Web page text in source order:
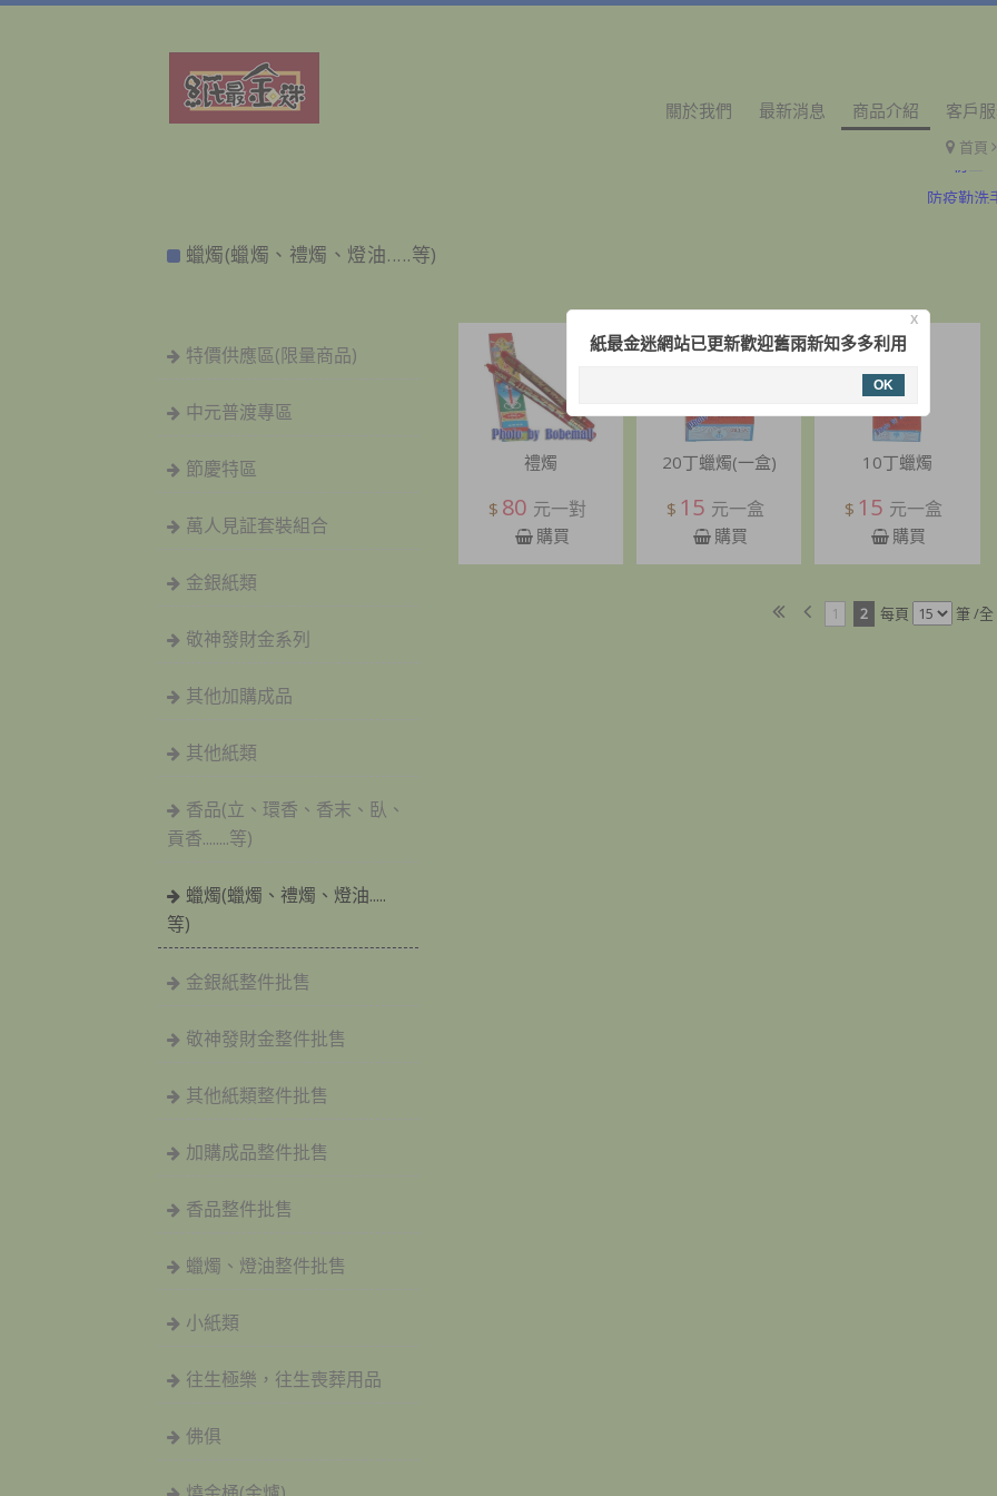
關於我們 最新消息 商品介紹 客戶
首頁
初二
防疫勤洗
蠟燭(蠟燭、禮燭、燈油.....等)
特價供應區(限量商品)
中元普渡專區
節慶特區
萬人見証套裝組合
金銀紙類
敬神發財金系列
其他加購成品
其他紙類
香品(立、環香、香末、臥、
貢香........等)
蠟燭(蠟燭、禮燭、燈油.....
等)
金銀紙整件批售
敬神發財金整件批售
其他紙類整件批售
加購成品整件批售
香品整件批售
蠟燭、燈油整件批售
小紙類
往生極樂，往生喪葬用品
佛俱
禮燭
$ 80 元一對
購買
20丁蠟燭(一盒)
$ 15 元一盒
購買
10丁蠟燭
$ 15 元一盒
購買
1 2 每頁 筆 /全
X
紙最金迷網站已更新歡迎舊雨新知多多利用
OK